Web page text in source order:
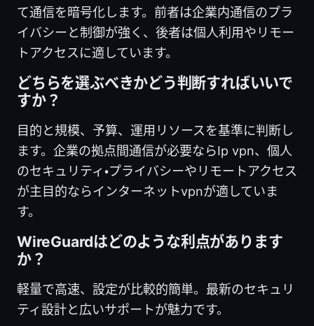
て通信を暗号化します。前者は企業内通信のプラ
イバシーと制御が強く、後者は個人利用やリモー
トアクセスに適しています。
どちらを選ぶべきかどう判断すればいいで
すか？
目的と規模、予算、運用リソースを基準に判断し
ます。企業の拠点間通信が必要ならIp vpn、個人
のセキュリティ・プライバシーやリモートアクセス
が主目的ならインターネットvpnが適していま
す。
WireGuardはどのような利点があります
か？
軽量で高速、設定が比較的簡単。最新のセキュリ
ティ設計と広いサポートが魅力です。